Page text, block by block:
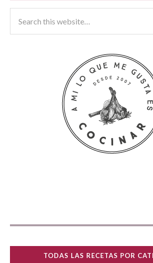
TODAS LAS RECETAS POR